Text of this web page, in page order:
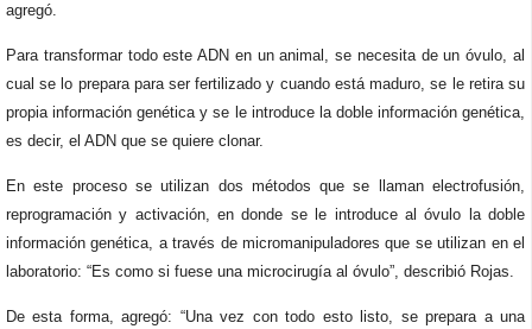
agregó.
Para transformar todo este ADN en un animal, se necesita de un óvulo, al
cual se lo prepara para ser fertilizado y cuando está maduro, se le retira su
propia información genética y se le introduce la doble información genética,
es decir, el ADN que se quiere clonar.
En este proceso se utilizan dos métodos que se llaman electrofusión,
reprogramación y activación, en donde se le introduce al óvulo la doble
información genética, a través de micromanipuladores que se utilizan en el
laboratorio: “Es como si fuese una microcirugía al óvulo”, describió Rojas.
De esta forma, agregó: “Una vez con todo esto listo, se prepara a una